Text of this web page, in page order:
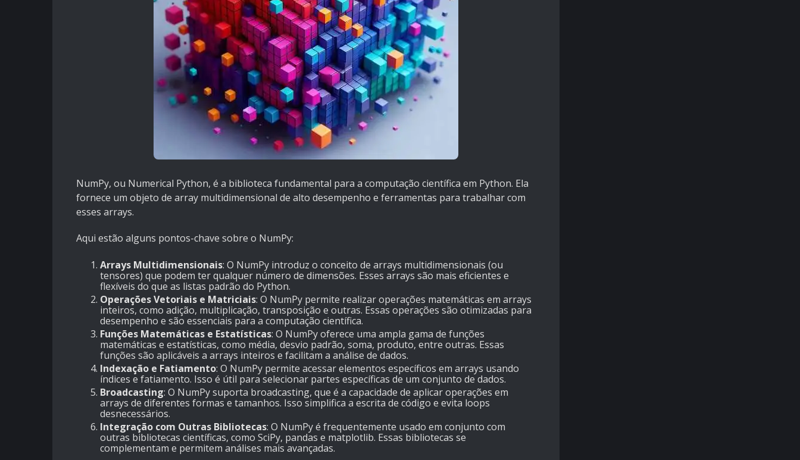
NumPy, ou Numerical Python, é a biblioteca fundamental para a computação científica em Python. Ela
fornece um objeto de array multidimensional de alto desempenho e ferramentas para trabalhar com
esses arrays.
Aqui estão alguns pontos-chave sobre o NumPy:
Arrays Multidimensionais: O NumPy introduz o conceito de arrays multidimensionais (ou
tensores) que podem ter qualquer número de dimensões. Esses arrays são mais eficientes e
flexíveis do que as listas padrão do Python.
Operações Vetoriais e Matriciais: O NumPy permite realizar operações matemáticas em arrays
inteiros, como adição, multiplicação, transposição e outras. Essas operações são otimizadas para
desempenho e são essenciais para a computação científica.
Funções Matemáticas e Estatísticas: O NumPy oferece uma ampla gama de funções
matemáticas e estatísticas, como média, desvio padrão, soma, produto, entre outras. Essas
funções são aplicáveis a arrays inteiros e facilitam a análise de dados.
Indexação e Fatiamento: O NumPy permite acessar elementos específicos em arrays usando
índices e fatiamento. Isso é útil para selecionar partes específicas de um conjunto de dados.
Broadcasting: O NumPy suporta broadcasting, que é a capacidade de aplicar operações em
arrays de diferentes formas e tamanhos. Isso simplifica a escrita de código e evita loops
desnecessários.
Integração com Outras Bibliotecas: O NumPy é frequentemente usado em conjunto com
outras bibliotecas científicas, como SciPy, pandas e matplotlib. Essas bibliotecas se
complementam e permitem análises mais avançadas.